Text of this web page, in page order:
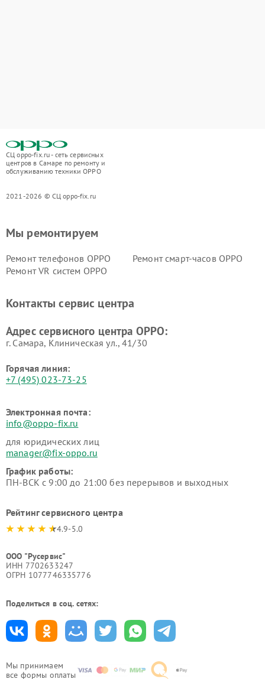
СЦ oppo-fix.ru - сеть сервисных
центров в Самаре по ремонту и
обслуживанию техники OPPO
2021-2026 © СЦ oppo-fix.ru
Мы принимаем
все формы оплаты
Мы ремонтируем
Ремонт телефонов OPPO
Ремонт смарт-часов OPPO
Ремонт VR систем OPPO
Контакты сервис центра
Адрес сервисного центра OPPO:
г. Самара, Клиническая ул., 41/30
Горячая линия:
+7 (495) 023-73-25
Электронная почта:
info@oppo-fix.ru
для юридических лиц
manager@fix-oppo.ru
График работы:
ПН-ВСК с 9:00 до 21:00 без перерывов и выходных
Рейтинг сервисного центра
4.9-5.0
ООО "Русервис"
ИНН 7702633247
ОГРН 1077746335776
Поделиться в соц. сетях: